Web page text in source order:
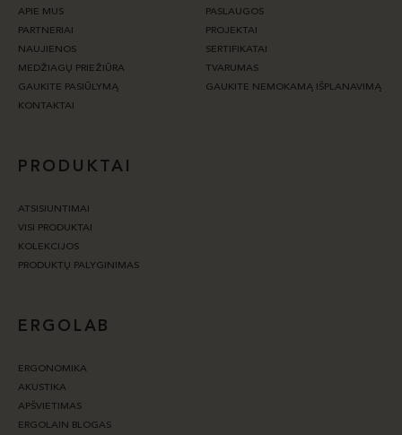
APIE MUS
PASLAUGOS
PARTNERIAI
PROJEKTAI
NAUJIENOS
SERTIFIKATAI
MEDŽIAGŲ PRIEŽIŪRA
TVARUMAS
GAUKITE PASIŪLYMĄ
GAUKITE NEMOKAMĄ IŠPLANAVIMĄ
KONTAKTAI
PRODUKTAI
ATSISIUNTIMAI
VISI PRODUKTAI
KOLEKCIJOS
PRODUKTŲ PALYGINIMAS
ERGOLAB
ERGONOMIKA
AKUSTIKA
APŠVIETIMAS
ERGOLAIN BLOGAS